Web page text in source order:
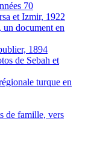
70
et Izmir, 1922
un document en
1894
de Sebah et
turque en
de famille, vers